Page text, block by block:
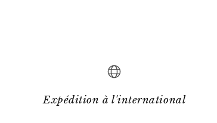
Expédition à l'international